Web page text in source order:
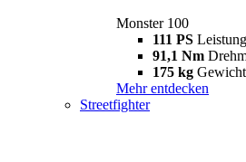
Monster 100
111 PS Leistung
91,1 Nm
175 kg
Mehr entdecken
Streetfighter